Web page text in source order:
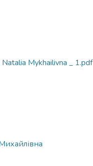
Mykhailivna _ 1.pdf